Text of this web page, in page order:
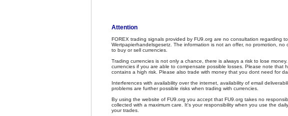
Attention
FOREX trading signals provided by FU9.org are no consultation regarding
Wertpapierhandelsgesetz. The information is not an offer, no promotion, no
to buy or sell currencies.
Trading currencies is not only a chance, there is always a risk to lose
currencies if you are able to compensate possible losses. Please note that
contains a high risk. Please also trade with money that you dont need for
Interferences with availability over the internet, availability of email
problems are further possible risks when trading with currencies.
By using the website of FU9.org you accept that FU9.org takes no
collected with a maximum care. It's your responsibility when you use the
your trades.